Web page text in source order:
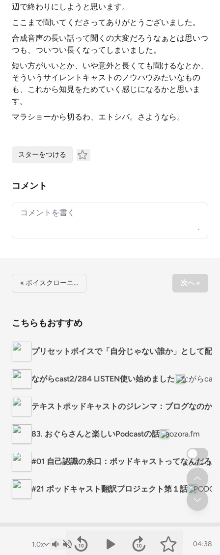
辺で終わりにしようと思います。
ここまで聞いてくださってありがとうございました。
合成音声の長い話って聞くの大変だろうなぁとは思いつ
つも、ついつい長くなってしまいました。
短い方がいいとか、いや意外と長くても聞けるなとか、
そういうサイレントキャストのノウハウみたいなもの
も、これから知見をためていく感じになるかと思いま
す。
マラショーから切るわ、エトシバ。さようなら。
04:38
スターをつける
コメント
Your comment
« ボイスクローニ… 次へ »
こちらもおすすめ
プリセットボイスで「自分じゃない誰か」として配
ながらcast2/284 LISTEN使い始めました ながらcast
テキストポッドキャストのジレンマ：ブログなのか
83. おぐらさんと楽しいPodcastの話 aozora.fm
#01 自己認識の糸口：ポッドキャストってなんだろ
#21 ポッドキャスト翻訳プロジェクト第１話
スクロール